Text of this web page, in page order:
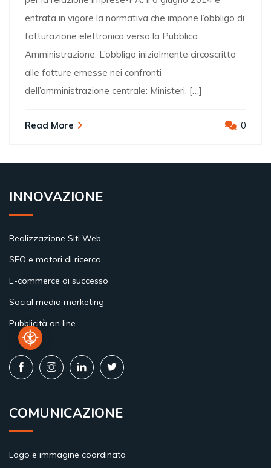
entrata in vigore la normativa che impone l’obbligo di
fatturazione elettronica verso la Pubblica
Amministrazione. L’obbligo inizialmente circoscritto
alle fatture emesse nei confronti
dell’amministrazione centrale: Ministeri, […]
Read More 0
INNOVAZIONE
Realizzazione Siti Web
SEO e motori di ricerca
E-commerce di successo
Social media marketing
Pubblicità on line
COMUNICAZIONE
Logo e immagine coordinata